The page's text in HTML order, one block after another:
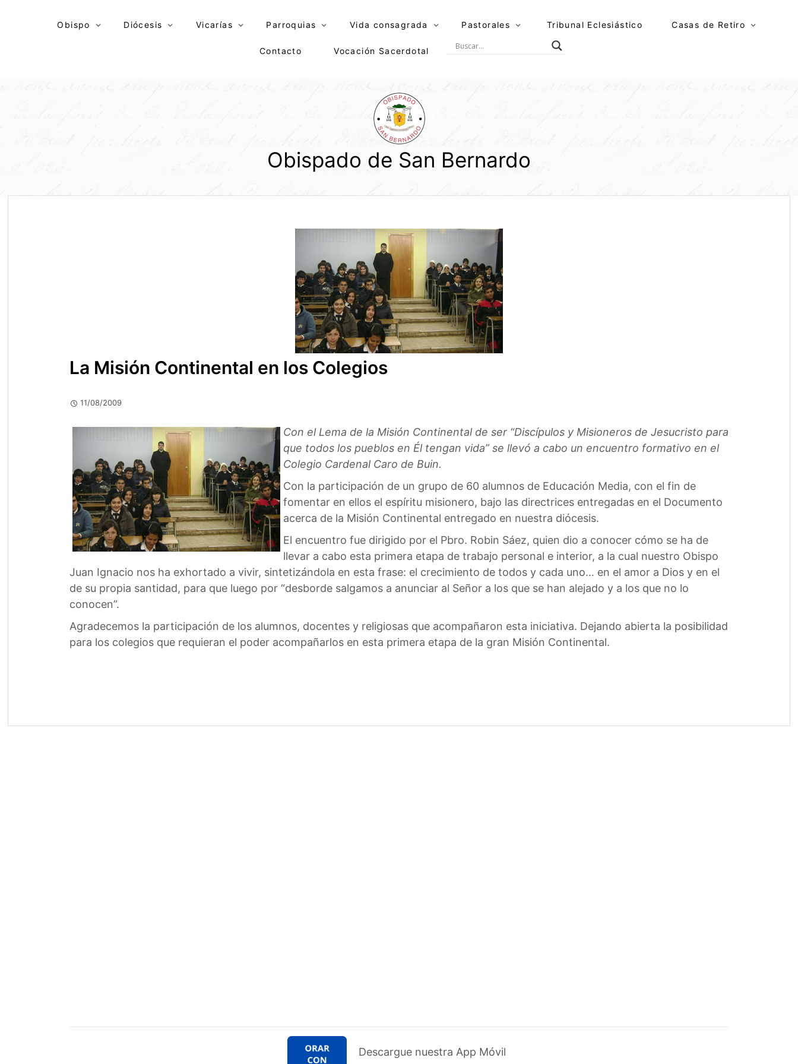
Obispo Diócesis Vicarías Parroquias Vida consagrada Pastorales Tribunal Eclesiástico Casas de Retiro
Contacto Vocación Sacerdotal
Obispado de San Bernardo
La Misión Continental en los Colegios
11/08/2009
Con el Lema de la Misión Continental de ser “Discípulos y Misioneros de Jesucristo para
que todos los pueblos en Él tengan vida” se llevó a cabo un encuentro formativo en el
Colegio Cardenal Caro de Buin.
Con la participación de un grupo de 60 alumnos de Educación Media, con el fin de
fomentar en ellos el espíritu misionero, bajo las directrices entregadas en el Documento
acerca de la Misión Continental entregado en nuestra diócesis.
El encuentro fue dirigido por el Pbro. Robin Sáez, quien dio a conocer cómo se ha de
llevar a cabo esta primera etapa de trabajo personal e interior, a la cual nuestro Obispo
Juan Ignacio nos ha exhortado a vivir, sintetizándola en esta frase: el crecimiento de todos y cada uno… en el amor a Dios y en el
de su propia santidad, para que luego por “desborde salgamos a anunciar al Señor a los que se han alejado y a los que no lo
conocen”.
Agradecemos la participación de los alumnos, docentes y religiosas que acompañaron esta iniciativa. Dejando abierta la posibilidad
para los colegios que requieran el poder acompañarlos en esta primera etapa de la gran Misión Continental.
Descargue nuestra App Móvil